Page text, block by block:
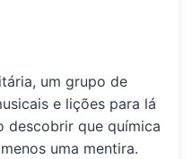
um grupo de
e lições para lá
descobrir que química
uma mentira.